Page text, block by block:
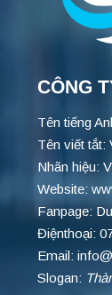
CÔNG
Tên tiếng
Tên viết tắt:
Nhãn hiệu:
Website:
Fanpage:
Điệnthoại:
Email:
Slogan: